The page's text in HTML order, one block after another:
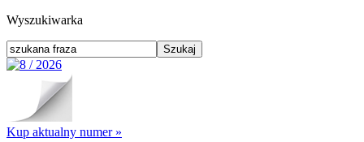
Wyszukiwarka
Kup aktualny numer »